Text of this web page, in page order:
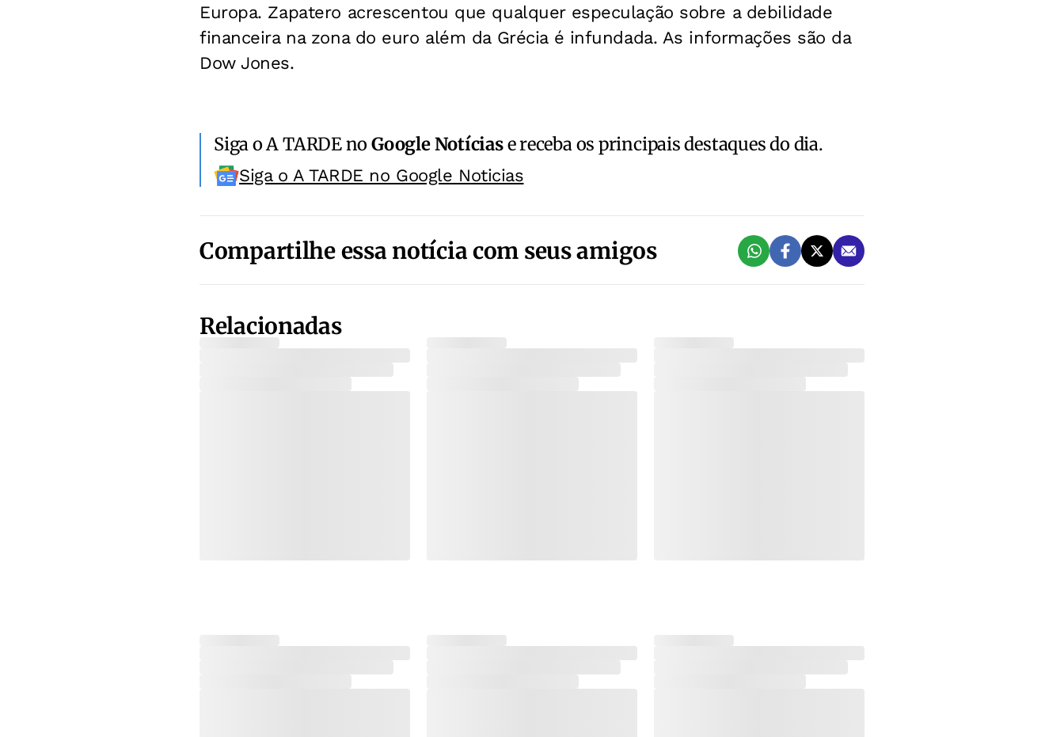
Europa. Zapatero acrescentou que qualquer especulação sobre a debilidade
financeira na zona do euro além da Grécia é infundada. As informações são da
Dow Jones.
Siga o A TARDE noGoogle Notíciase receba os principais destaques do dia.
Siga o A TARDE no Google Noticias
Compartilhe essa notícia com seus amigos
Relacionadas